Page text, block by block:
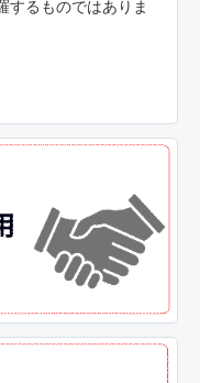
するものではありま